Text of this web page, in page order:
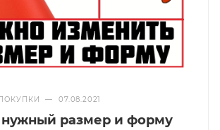
— 07.08.2021
нужный размер и форму